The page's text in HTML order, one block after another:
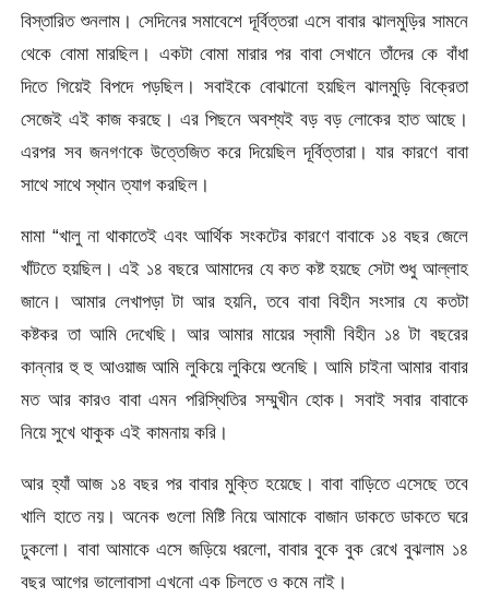
বিস্তারিত শুনলাম। সেদিনের সমাবেশে দূর্বিত্তরা এসে বাবার ঝালমুড়ির সামনে
থেকে বোমা মারছিল। একটা বোমা মারার পর বাবা সেখানে তাঁদের কে বাঁধা
দিতে গিয়েই বিপদে পড়ছিল। সবাইকে বোঝানো হয়ছিল ঝালমুড়ি বিক্রেতা
সেজেই এই কাজ করছে। এর পিছনে অবশ্যই বড় বড় লোকের হাত আছে।
এরপর সব জনগণকে উত্তেজিত করে দিয়েছিল দূর্বিত্তারা। যার কারণে বাবা
সাথে সাথে স্থান ত্যাগ করছিল।
মামা “খালু না থাকাতেই এবং আর্থিক সংকটের কারণে বাবাকে ১৪ বছর জেলে
খাঁটতে হয়ছিল। এই ১৪ বছরে আমাদের যে কত কষ্ট হয়ছে সেটা শুধু আল্লাহ
জানে। আমার লেখাপড়া টা আর হয়নি, তবে বাবা বিহীন সংসার যে কতটা
কষ্টকর তা আমি দেখেছি। আর আমার মায়ের স্বামী বিহীন ১৪ টা বছরের
কান্নার হু হু আওয়াজ আমি লুকিয়ে লুকিয়ে শুনেছি। আমি চাইনা আমার বাবার
মত আর কারও বাবা এমন পরিস্থিতির সম্মুখীন হোক। সবাই সবার বাবাকে
নিয়ে সুখে থাকুক এই কামনায় করি।
আর হ্যাঁ আজ ১৪ বছর পর বাবার মুক্তি হয়েছে। বাবা বাড়িতে এসেছে তবে
খালি হাতে নয়। অনেক গুলো মিষ্টি নিয়ে আমাকে বাজান ডাকতে ডাকতে ঘরে
ঢুকলো। বাবা আমাকে এসে জড়িয়ে ধরলো, বাবার বুকে বুক রেখে বুঝলাম ১৪
বছর আগের ভালোবাসা এখনো এক চিলতে ও কমে নাই।